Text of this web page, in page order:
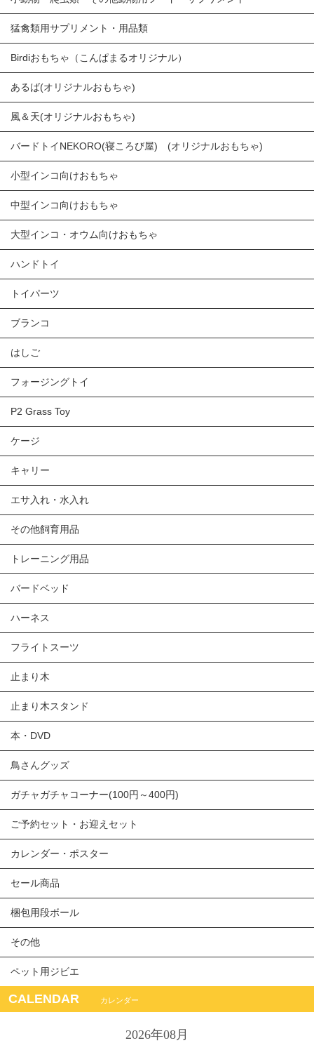
猛禽類用サプリメント・用品類
Birdiおもちゃ（こんぱまるオリジナル）
あるば(オリジナルおもちゃ)
風＆天(オリジナルおもちゃ)
バードトイNEKORO(寝ころび屋) (オリジナルおもちゃ)
小型インコ向けおもちゃ
中型インコ向けおもちゃ
大型インコ・オウム向けおもちゃ
ハンドトイ
トイパーツ
ブランコ
はしご
フォージングトイ
P2 Grass Toy
ケージ
キャリー
エサ入れ・水入れ
その他飼育用品
トレーニング用品
バードベッド
ハーネス
フライトスーツ
止まり木
止まり木スタンド
本・DVD
鳥さんグッズ
ガチャガチャコーナー(100円～400円)
ご予約セット・お迎えセット
カレンダー・ポスター
セール商品
梱包用段ボール
その他
ペット用ジビエ
CALENDAR カレンダー
2026年08月